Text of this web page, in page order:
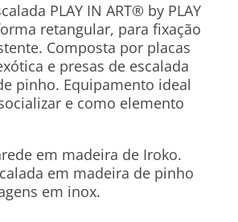
PLAY IN ART® by PLAY
retangular, para fixação
Composta por placas
e presas de escalada
pinho. Equipamento ideal
e como elemento
em madeira de Iroko.
em madeira de pinho
em inox.